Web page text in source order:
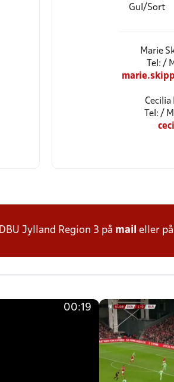
Gul/Sort
Marie
Tel: /
Cecilia
Tel: /
Jylland Region 3 på mail eller
00:19